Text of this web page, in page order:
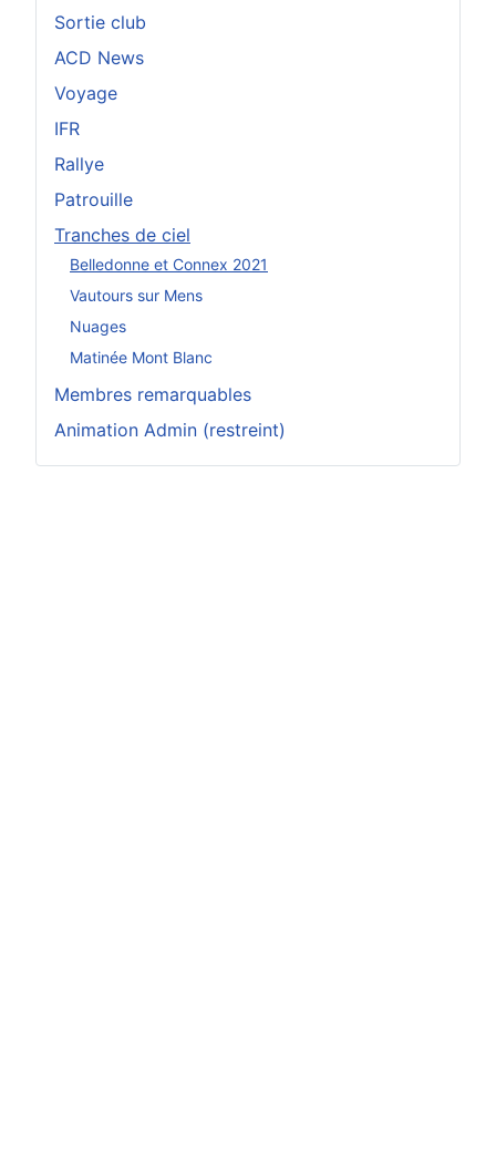
Sortie club
ACD News
Voyage
IFR
Rallye
Patrouille
Tranches de ciel
Belledonne et Connex 2021
Vautours sur Mens
Nuages
Matinée Mont Blanc
Membres remarquables
Animation Admin (restreint)